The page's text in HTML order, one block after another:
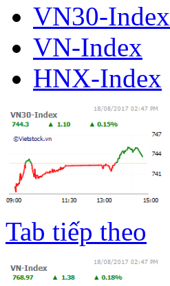
VN30-Index
VN-Index
HNX-Index
Tab tiếp theo